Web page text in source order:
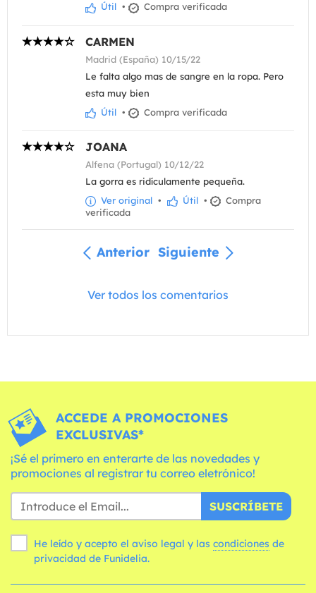
Útil • Compra verificada
CARMEN
Madrid (España) 10/15/22
Le falta algo mas de sangre en la ropa. Pero
esta muy bien
Útil • Compra verificada
JOANA
Alfena (Portugal) 10/12/22
La gorra es ridículamente pequeña.
Ver original • Útil •
Compra
verificada
Anterior Siguiente
Ver todos los comentarios
ACCEDE A PROMOCIONES
EXCLUSIVAS*
¡Sé el primero en enterarte de las novedades y
promociones al registrar tu correo eletrónico!
SUSCRÍBETE
He leído y acepto el aviso legal y las condiciones
privacidad de Funidelia.